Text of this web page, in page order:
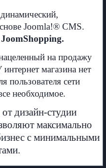
Joomla!® CMS.
JoomShopping.
на продажу
магазина нет
пользователя сети
необходимое.
дизайн-студии
максимально
с минимальными